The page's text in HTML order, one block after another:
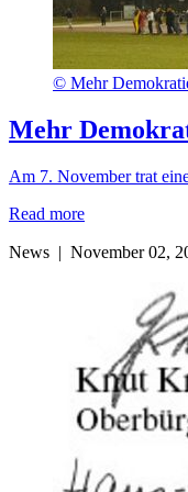
© Mehr
Mehr
Am 7. November trat
Read more
News | November 02,